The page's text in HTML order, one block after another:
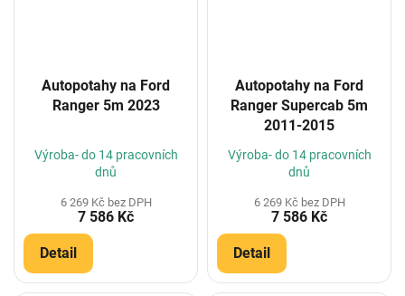
Autopotahy na Ford
Ranger 5m 2023
Výroba- do 14 pracovních
dnů
6 269 Kč bez DPH
7 586 Kč
Detail
Autopotahy na Ford
Ranger Supercab 5m
2011-2015
Výroba- do 14 pracovních
dnů
6 269 Kč bez DPH
7 586 Kč
Detail